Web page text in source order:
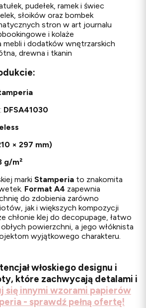
pudełek, ramek i świec
słoików oraz bombek
stron w art journalu
i kolaże
mebli i dodatków wnętrzarskich
drewna i tkanin
DFSA41030
× 297 mm)
g/m²
marki Stamperia to znakomita
Format A4 zapewnia
do zdobienia zarówno
jak i większych kompozycji
chłonie klej do decopupage, łatwo
powierzchni, a jego włóknista
wyjątkowego charakteru.
włoskiego designu i
które zachwycają detalami i
się innymi wzorami papierów
- sprawdź pełną ofertę!